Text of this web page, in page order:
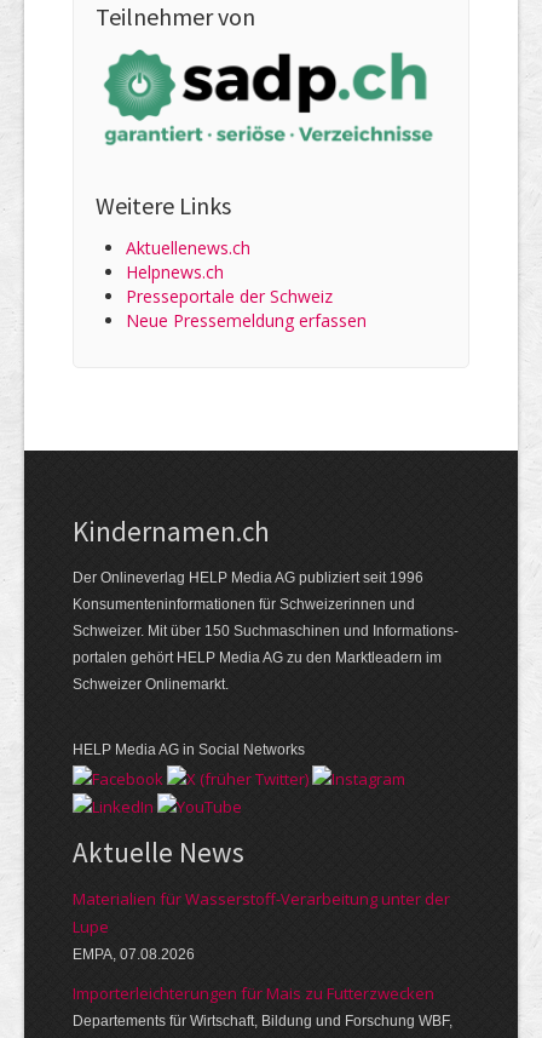
Teilnehmer von
Weitere Links
Aktuellenews.ch
Helpnews.ch
Presseportale der Schweiz
Neue Pressemeldung erfassen
Kindernamen.ch
Der Onlineverlag HELP Media AG publiziert seit 1996
Konsumenten­informationen für Schweizerinnen und
Schweizer. Mit über 150 Suchmaschinen und Informations­
portalen gehört HELP Media AG zu den Marktleadern im
Schweizer Onlinemarkt.
HELP Media AG in Social Networks
Aktuelle News
Materialien für Wasserstoff-Verarbeitung unter der
Lupe
EMPA, 07.08.2026
Importerleichterungen für Mais zu Futterzwecken
Departements für Wirtschaft, Bildung und Forschung WBF,